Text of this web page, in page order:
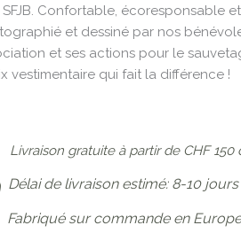
SFJB. Confortable, écoresponsable
et dessiné par nos
et ses actions pour le
vestimentaire qui fait la différence !
Livraison gratuite à partir de CHF 150
Délai de livraison estimé: 8-10 jours
Fabriqué sur commande en Europe